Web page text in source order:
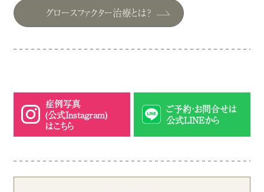
グロースファクター治療とは？
症例写真
(公式Instagram)
はこちら
ご予約・お問合せは
公式LINEから